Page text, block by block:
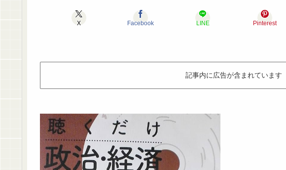
X Facebook LINE Pinterest
記事内に広告が含まれています